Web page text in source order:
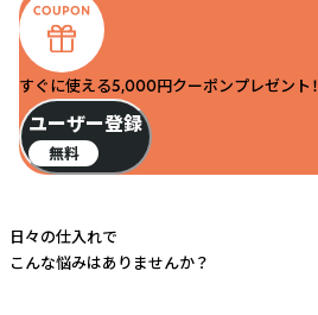
すぐに使える5,000円クーポンプレゼント！
ユーザー登録
無料
日々の仕入れで
こんな悩みはありませんか？